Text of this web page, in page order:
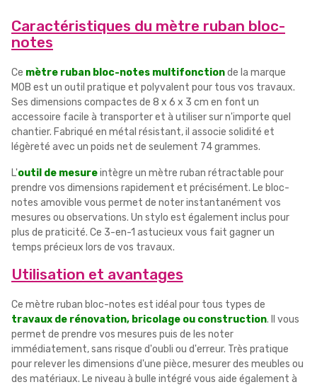
Caractéristiques du mètre ruban bloc-
notes
Ce mètre ruban bloc-notes multifonctionde la marque
MOB est un outil pratique et polyvalent pour tous vos travaux.
Ses dimensions compactes de 8 x 6 x 3 cm en font un
accessoire facile à transporter et à utiliser sur n'importe quel
chantier. Fabriqué en métal résistant, il associe solidité et
légèreté avec un poids net de seulement 74 grammes.
L'outil de mesureintègre un mètre ruban rétractable pour
prendre vos dimensions rapidement et précisément. Le bloc-
notes amovible vous permet de noter instantanément vos
mesures ou observations. Un stylo est également inclus pour
plus de praticité. Ce 3-en-1 astucieux vous fait gagner un
temps précieux lors de vos travaux.
Utilisation et avantages
Ce mètre ruban bloc-notes est idéal pour tous types de
travaux de rénovation, bricolage ou construction. Il vous
permet de prendre vos mesures puis de les noter
immédiatement, sans risque d'oubli ou d'erreur. Très pratique
pour relever les dimensions d'une pièce, mesurer des meubles ou
des matériaux. Le niveau à bulle intégré vous aide également à